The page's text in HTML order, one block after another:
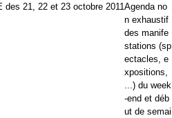
Agenda no
n exhaustif
des manife
stations (sp
ectacles, e
xpositions,
...) du week
-end et déb
ut de semai